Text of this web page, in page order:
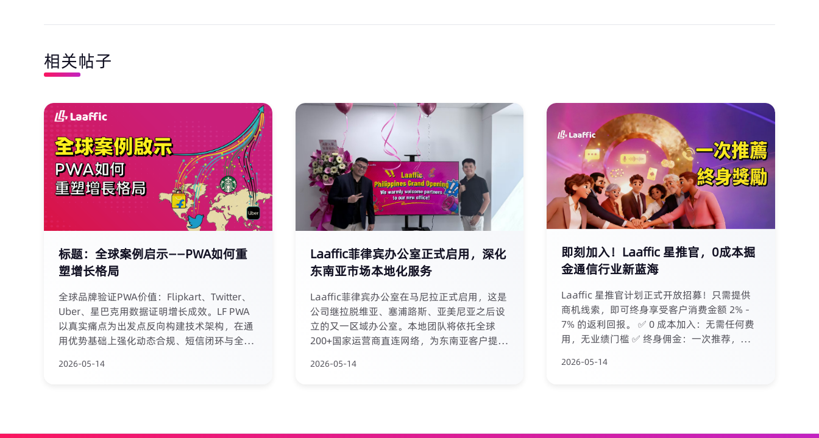
相关帖子
标题：全球案例启示——PWA如何重
塑增长格局
全球品牌验证PWA价值：Flipkart、Twitter、
Uber、星巴克用数据证明增长成效。LF PWA
以真实痛点为出发点反向构建技术架构，在通
用优势基础上强化动态合规、短信闭环与全链
数据显示：安装转化率提升150%-300%，7日
2026-05-14
Laaffic菲律宾办公室正式启用，深化
东南亚市场本地化服务
Laaffic菲律宾办公室在马尼拉正式启用，这是
公司继拉脱维亚、塞浦路斯、亚美尼亚之后设
立的又一区域办公室。本地团队将依托全球
200+国家运营商直连网络，为东南亚客户提供
公司已通过ISO 9001、27701、20000、
2026-05-14
即刻加入！Laaffic 星推官，0成本掘
金通信行业新蓝海
Laaffic 星推官计划正式开放招募！只需提供
商机线索，即可终身享受客户消费金额 2% -
7% 的返利回报。 ✅ 0 成本加入：无需任何费
用，无业绩门槛 ✅ 终身佣金：一次推荐，客户
客户与佣金收益 ✅ 500+ 专业团队支援：平
2026-05-14